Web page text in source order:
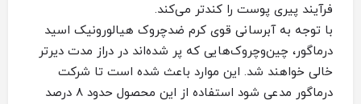
فرآیند پیری پوست را کندتر می‌‌کند.
با توجه به آبرسانی قوی کرم ضدچروک هیالورونیک اسید
درماگور، چین‌و‌چروک‌هایی که پر شده‌اند در دراز مدت دیرتر
خالی خواهند شد. این موارد باعث شده است تا شرکت
درماگور مدعی شود استفاده از این محصول حدود 8 درصد